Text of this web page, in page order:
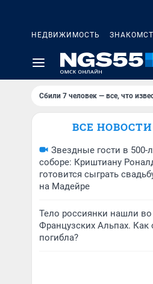
НЕДВИЖИМОСТЬ
Сбили 7 человек — все, что
ВСЕ НОВОСТИ
Звездные гости в 500-
соборе: Криштиану
готовится сыграть
на Мадейре
Тело россиянки нашли во
Французских Альпах. Как
погибла?